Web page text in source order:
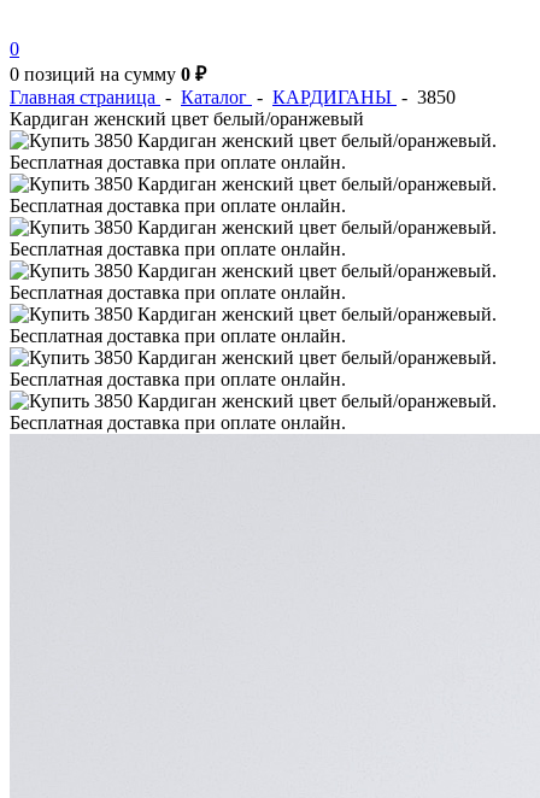
0
0 позиций на сумму 0 ₽
Главная страница - Каталог - КАРДИГАНЫ - 3850
Кардиган женский цвет белый/оранжевый